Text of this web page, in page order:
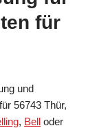
für
und
56743 Thür,
, Bell oder